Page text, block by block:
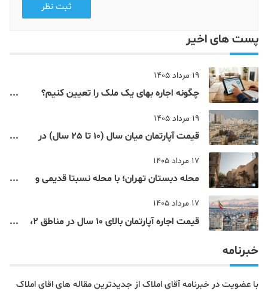
ثبت نظر
پست های اخیر
19 مرداد 1405
چگونه اجاره‌ بهای یک ملک را تعیین کنیم؟
19 مرداد 1405
قیمت آپارتمان میان سال (10 تا 25 سال) در
17 مرداد 1405
محله دبستان تهران؛ با محله نسبتا قدیمی و
17 مرداد 1405
قیمت اجاره آپارتمان بالای 10 سال در مناطق 2،
خبرنامه
با عضویت در خبرنامه آقای املاک از جدیدترین مقاله های اقای املاک